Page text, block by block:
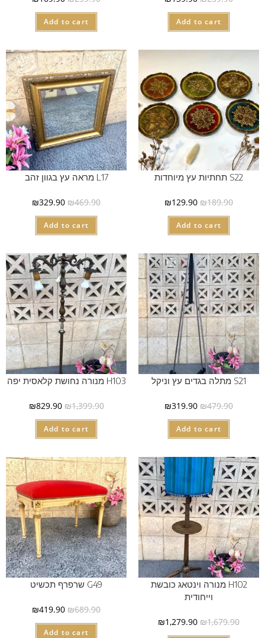
Add to cart
Add to cart
S22 תחתיות עץ מיוחדות
₪189.90
₪129.90
Add to cart
L17 מראה עץ בגוון זהב
₪469.90
₪329.90
Add to cart
S21 מתלה בגדים עץ וניקל
₪479.90
₪319.90
Add to cart
H103 מנורה נחושת קלאסית יפה
₪1,399.90
₪829.90
Add to cart
H102 מנורה וינטאג כובשת
וייחודית
₪1,679.90
₪1,279.90
G49 שרפרף תכשיט
₪689.90
₪419.90
Add to cart